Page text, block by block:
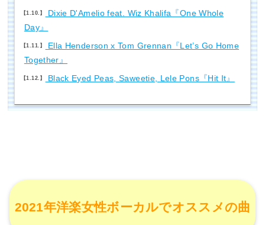
1.10.
Dixie D'Amelio feat. Wiz Khalifa『One Whole
Day』
1.11.
Ella Henderson x Tom Grennan『Let’s Go Home
Together』
1.12. Black Eyed Peas, Saweetie, Lele Pons『Hit It』
2021年洋楽女性ボーカルでオススメの曲